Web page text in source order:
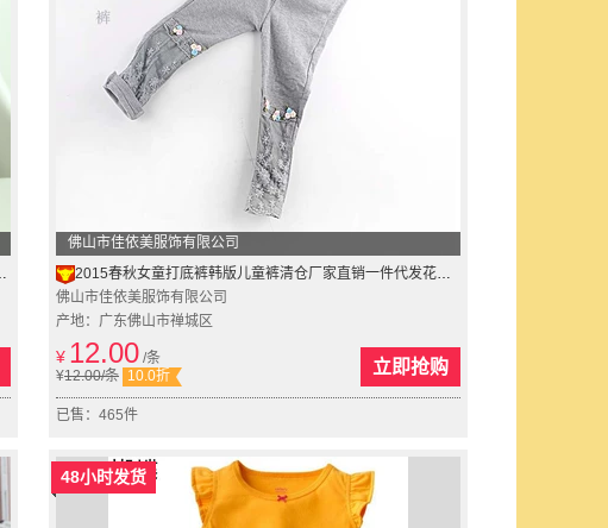
佛山市佳依美服饰有限公司
2015春秋女童打底裤韩版儿童裤清仓厂家直销一件代发花边中小童装
佛山市佳依美服饰有限公司
产地：广东佛山市禅城区
¥ 12.00 /条
¥12.00/条 10.0折 立即抢购
已售：465件
48小时发货